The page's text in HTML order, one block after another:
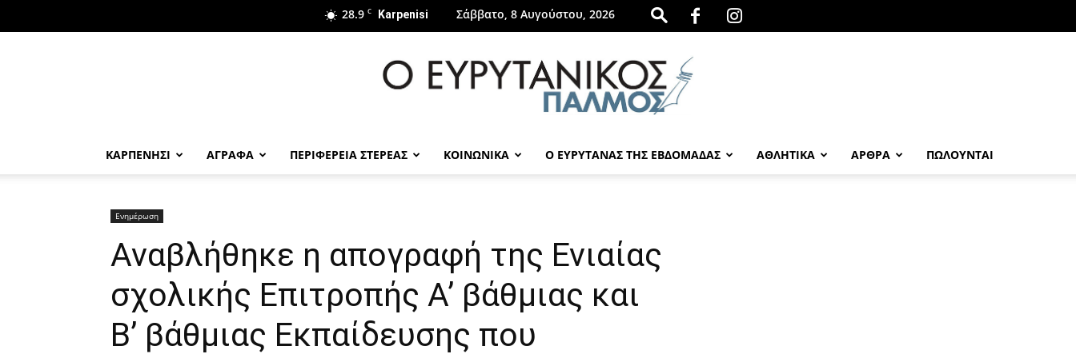
28.9 C Karpenisi Σάββατο, 8 Αυγούστου, 2026
ΚΑΡΠΕΝΗΣΙ ΑΓΡΑΦΑ ΠΕΡΙΦΕΡΕΙΑ ΣΤΕΡΕΑΣ ΚΟΙΝΩΝΙΚΑ Ο ΕΥΡΥΤΑΝΑΣ ΤΗΣ ΕΒΔΟΜΑΔΑΣ ΑΘΛΗΤΙΚΑ ΑΡΘΡΑ ΠΩΛΟΎΝΤΑΙ
Ενημέρωση
Αναβλήθηκε η απογραφή της Ενιαίας
σχολικής Επιτροπής Α’ βάθμιας και
Β’ βάθμιας Εκπαίδευσης που